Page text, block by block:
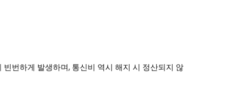
번하게 발생하며, 통신비 역시 해지 시 정산되지 않